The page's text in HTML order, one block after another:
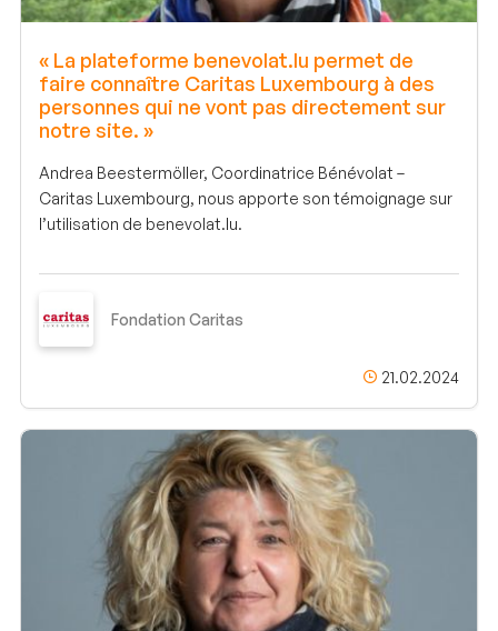
« La plateforme benevolat.lu permet de
faire connaître Caritas Luxembourg à des
personnes qui ne vont pas directement sur
notre site. »
Andrea Beestermöller, Coordinatrice Bénévolat –
Caritas Luxembourg, nous apporte son témoignage sur
l’utilisation de benevolat.lu.
Fondation Caritas
21.02.2024